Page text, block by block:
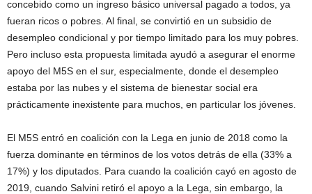
concebido como un ingreso básico universal pagado a todos, ya
fueran ricos o pobres. Al final, se convirtió en un subsidio de
desempleo condicional y por tiempo limitado para los muy pobres.
Pero incluso esta propuesta limitada ayudó a asegurar el enorme
apoyo del M5S en el sur, especialmente, donde el desempleo
estaba por las nubes y el sistema de bienestar social era
prácticamente inexistente para muchos, en particular los jóvenes.
El M5S entró en coalición con la Lega en junio de 2018 como la
fuerza dominante en términos de los votos detrás de ella (33% a
17%) y los diputados. Para cuando la coalición cayó en agosto de
2019, cuando Salvini retiró el apoyo a la Lega, sin embargo, la